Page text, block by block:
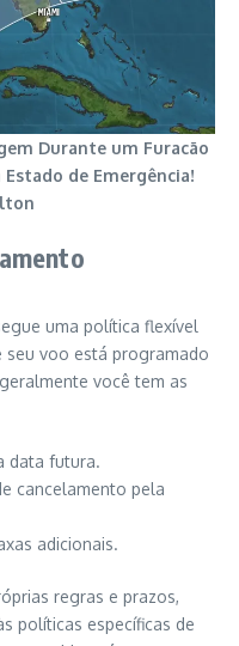
Durante um Furacão
de Emergência!
uma política flexível
seu voo está programado
você tem as
data futura.
cancelamento pela
adicionais.
regras e prazos,
políticas específicas de